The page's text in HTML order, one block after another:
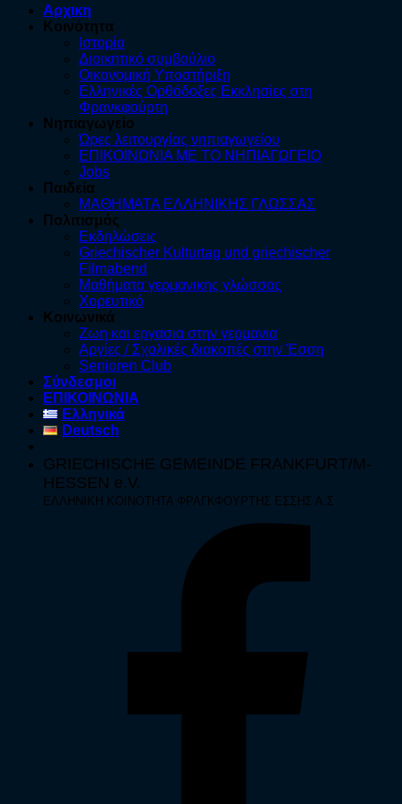
Αρχικη
Κοινότητα
Ιστορία
Διοικητικό συμβούλιο
Οικονομική Υποστήριξη
Ελληνικές Ορθόδοξες Εκκλησίες στη
Φρανκφούρτη
Νηπιαγωγείο
Ώρες λειτουργίας νηπιαγωγείου
ΕΠΙΚΟΙΝΩΝΙΑ ΜΕ ΤΟ ΝΗΠΙΑΓΩΓΕΙΟ
Jobs
Παιδεία
ΜΑΘΗΜΑΤΑ ΕΛΛΗΝΙΚΗΣ ΓΛΩΣΣΑΣ
Πολιτισμός
Εκδηλώσεις
Griechischer Kulturtag und griechischer
Filmabend
Μαθήματα γερμανικης γλώσσας
Χορευτικό
Κοινωνικά
Ζωη και εργασια στην γερμανια
Αργίες / Σχολικές διακοπές στην Έσση
Senioren Club
Σύνδεσμοι
ΕΠΙΚΟΙΝΩΝΙΑ
Ελληνικά
Deutsch
GRIECHISCHE GEMEINDE FRANKFURT/M-
HESSEN e.V.
ΕΛΛΗΝΙΚΗ ΚΟΙΝΟΤΗΤΑ ΦΡΑΓΚΦΟΥΡΤΗΣ ΕΣΣΗΣ Α.Σ